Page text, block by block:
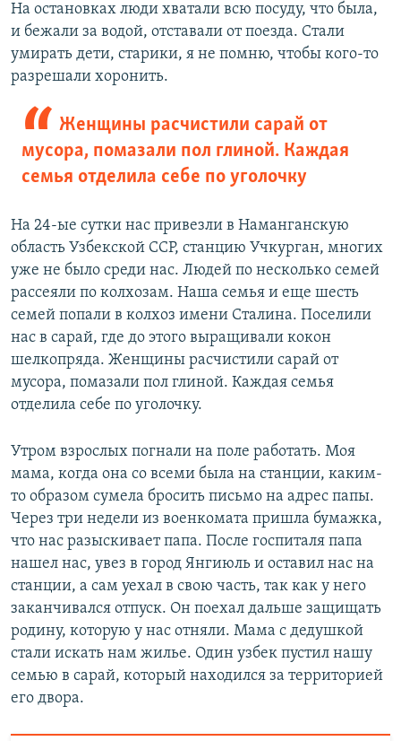
На остановках люди хватали всю посуду, что была,
и бежали за водой, отставали от поезда. Стали
умирать дети, старики, я не помню, чтобы кого-то
разрешали хоронить.
Женщины расчистили сарай от
мусора, помазали пол глиной. Каждая
семья отделила себе по уголочку
На 24-ые сутки нас привезли в Наманганскую
область Узбекской ССР, станцию Учкурган, многих
уже не было среди нас. Людей по несколько семей
рассеяли по колхозам. Наша семья и еще шесть
семей попали в колхоз имени Сталина. Поселили
нас в сарай, где до этого выращивали кокон
шелкопряда. Женщины расчистили сарай от
мусора, помазали пол глиной. Каждая семья
отделила себе по уголочку.
Утром взрослых погнали на поле работать. Моя
мама, когда она со всеми была на станции, каким-
то образом сумела бросить письмо на адрес папы.
Через три недели из военкомата пришла бумажка,
что нас разыскивает папа. После госпиталя папа
нашел нас, увез в город Янгиюль и оставил нас на
станции, а сам уехал в свою часть, так как у него
заканчивался отпуск. Он поехал дальше защищать
родину, которую у нас отняли. Мама с дедушкой
стали искать нам жилье. Один узбек пустил нашу
семью в сарай, который находился за территорией
его двора.